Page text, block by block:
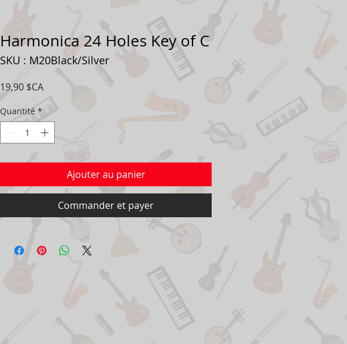
Harmonica 24 Holes Key of C
SKU : M20Black/Silver
19,90 $CAPrix
Quantité *
Ajouter au panier
Commander et payer